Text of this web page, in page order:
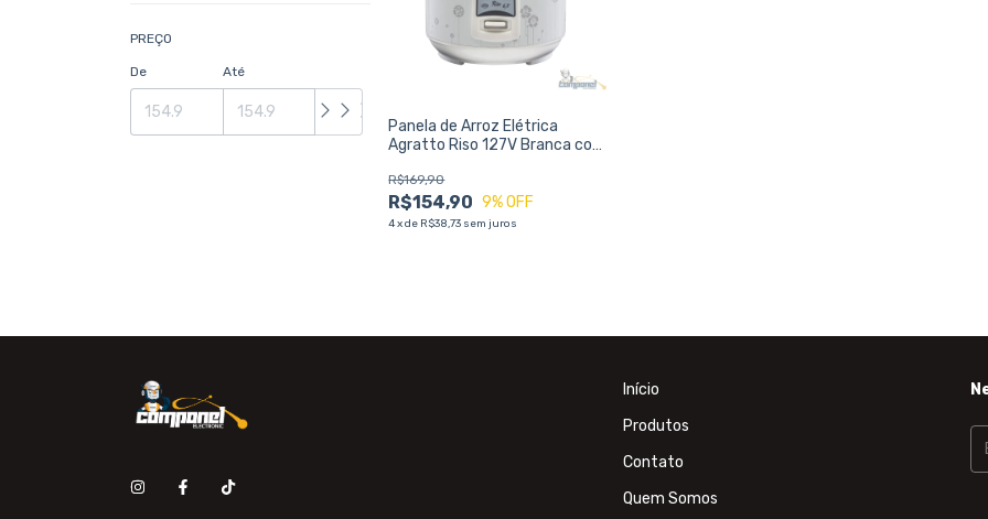
PREÇO
De Até
Panela de Arroz Elétrica
Agratto Riso 127V Branca com
R$154,90
R$169,90
9% OFF
4xde R$38,73 sem juros
Início
Produtos
Contato
Quem Somos